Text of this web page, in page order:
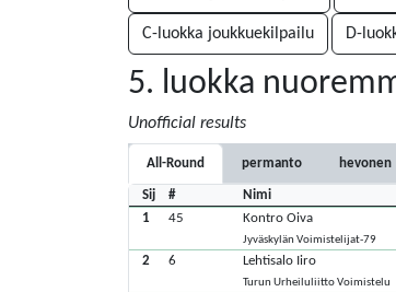
C-luokka joukkuekilpailu D-
5. luokka
Unofficial results
All-Round permanto hevonen
Sij # Nimi
1
45 Kontro Oiva
Jyväskylän Voimistelijat-79
2 6 Lehtisalo Iiro
Turun Urheiluliitto Voimistelu